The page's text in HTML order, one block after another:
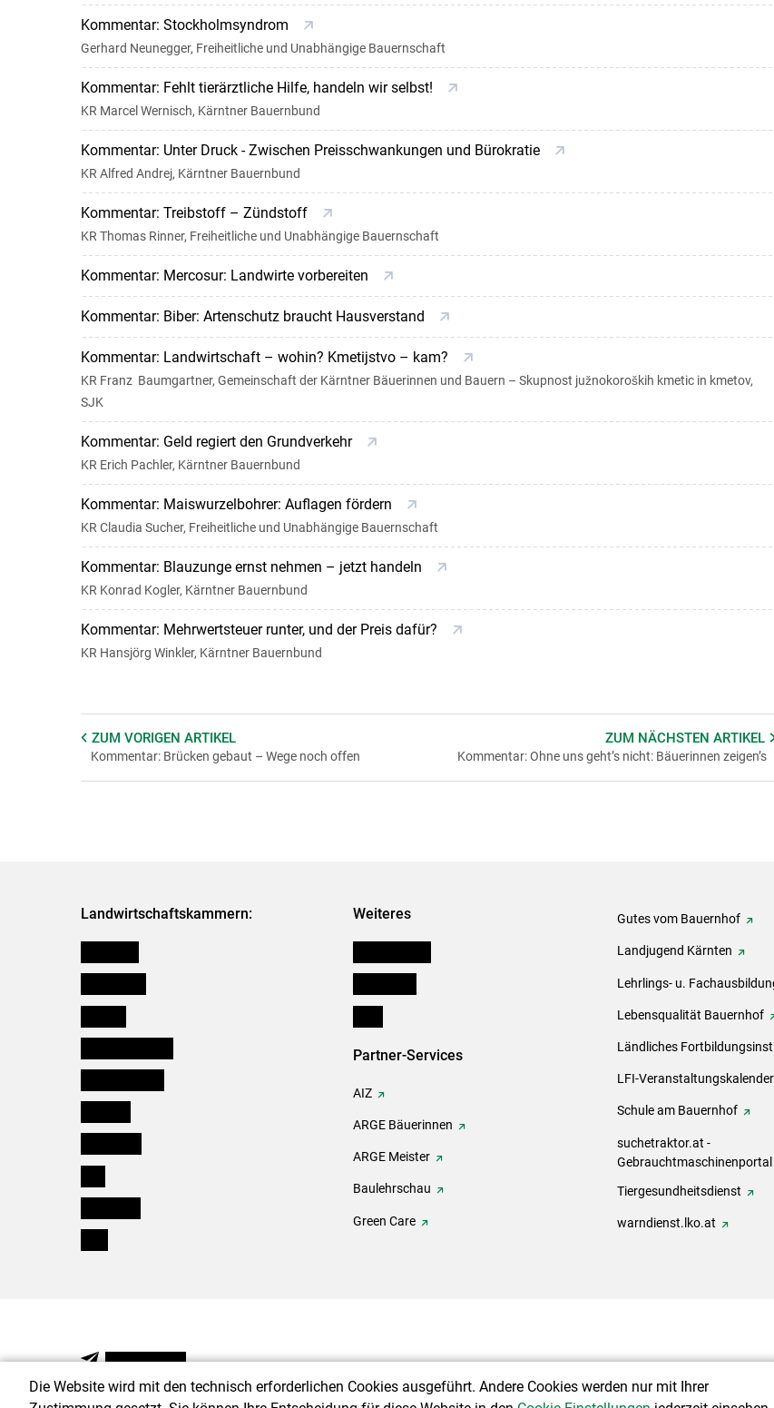
Kommentar: Stockholmsyndrom
Gerhard Neunegger, Freiheitliche und Unabhängige Bauernschaft
Kommentar: Fehlt tierärztliche Hilfe, handeln wir selbst!
KR Marcel Wernisch, Kärntner Bauernbund
Kommentar: Unter Druck - Zwischen Preisschwankungen und Bürokratie
KR Alfred Andrej, Kärntner Bauernbund
Kommentar: Treibstoff – Zündstoff
KR Thomas Rinner, Freiheitliche und Unabhängige Bauernschaft
Kommentar: Mercosur: Landwirte vorbereiten
Kommentar: Biber: Artenschutz braucht Hausverstand
Kommentar: Landwirtschaft – wohin? Kmetijstvo – kam?
KR Franz Baumgartner, Gemeinschaft der Kärntner Bäuerinnen und Bauern – Skupnost južnokoroških kmetic in kmetov,
SJK
Kommentar: Geld regiert den Grundverkehr
KR Erich Pachler, Kärntner Bauernbund
Kommentar: Maiswurzelbohrer: Auflagen fördern
KR Claudia Sucher, Freiheitliche und Unabhängige Bauernschaft
Kommentar: Blauzunge ernst nehmen – jetzt handeln
KR Konrad Kogler, Kärntner Bauernbund
Kommentar: Mehrwertsteuer runter, und der Preis dafür?
KR Hansjörg Winkler, Kärntner Bauernbund
ZUM VORIGEN ARTIKEL
Kommentar: Brücken gebaut – Wege noch offen
ZUM NÄCHSTENARTIKEL
Kommentar: Ohne uns geht’s nicht: Bäuerinnen zeigen’s
Landwirtschaftskammern: Weiteres
Partner-Services
AIZ
ARGE Bäuerinnen
ARGE Meister
Baulehrschau
Green Care
Gutes vom Bauernhof
Landjugend Kärnten
Lehrlings- u.
Lebensqualität Bauernhof
Ländliches
LFI-Veranstaltungskalender
Schule am Bauernhof
suchetraktor.at -
Gebrauchtmaschinenportal
Tiergesundheitsdienst
warndienst.lko.at
NEWSLETTER
Die Website wird mit den technisch erforderlichen Cookies ausgeführt. Andere Cookies werden nur mit Ihrer